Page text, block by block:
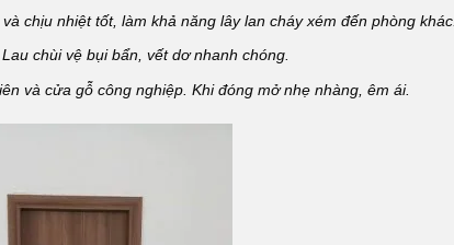
chịu nhiệt tốt, làm khả năng lây lan cháy xém đến phòng khác.
Lau chùi vệ bụi bẩn, vết dơ nhanh chóng.
và cửa gỗ công nghiệp. Khi đóng mở nhẹ nhàng, êm ái.